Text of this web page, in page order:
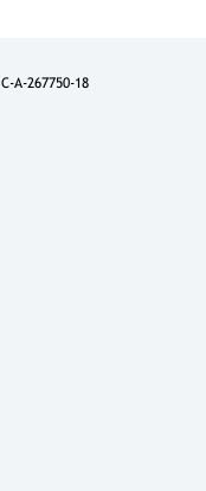
C-A-267750-18